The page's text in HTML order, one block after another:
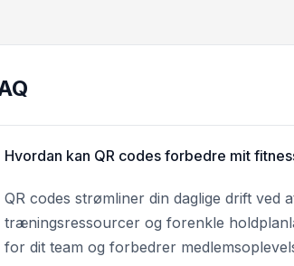
Hvordan kan QR codes forbedre mit
QR codes strømliner din daglige drift ved
træningsressourcer og forenkle
for dit team og forbedrer